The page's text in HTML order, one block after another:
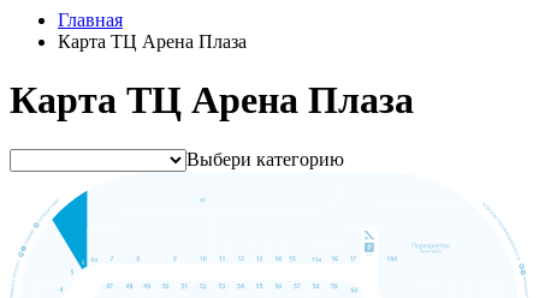
Главная
Карта ТЦ Арена Плаза
Карта ТЦ Арена Плаза
Выбери категорию